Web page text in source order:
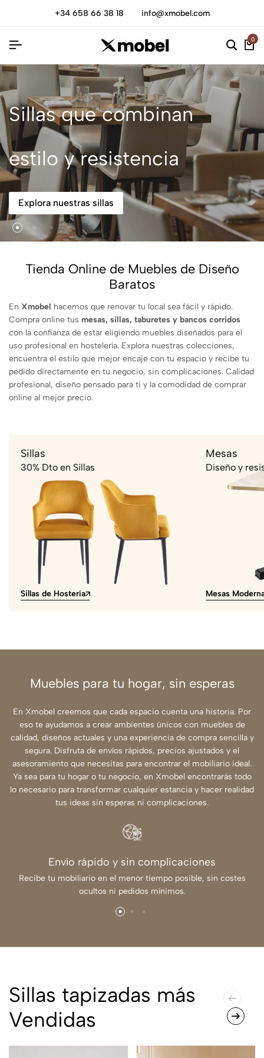
+34 658 66 38 18 info@xmobel.com
0
Sillas que combinan
estilo y resistencia
Explora nuestras sillas
Tienda Online de Muebles de Diseño
Baratos
En Xmobel hacemos que renovar tu local sea fácil y rápido.
Compra online tus mesas, sillas, taburetes y bancos corridos
con la confianza de estar eligiendo muebles diseñados para el
uso profesional en hostelería. Explora nuestras colecciones,
encuentra el estilo que mejor encaje con tu espacio y recibe tu
pedido directamente en tu negocio, sin complicaciones. Calidad
profesional, diseño pensado para ti y la comodidad de comprar
online al mejor precio.
Sillas
30% Dto en Sillas
Sillas de Hostería
Mesas
Diseño y
Mesas
Muebles para tu hogar, sin esperas
En Xmobel creemos que cada espacio cuenta una historia. Por
eso te ayudamos a crear ambientes únicos con muebles de
calidad, diseños actuales y una experiencia de compra sencilla y
segura. Disfruta de envíos rápidos, precios ajustados y el
asesoramiento que necesitas para encontrar el mobiliario ideal.
Ya sea para tu hogar o tu negocio, en Xmobel encontrarás todo
lo necesario para transformar cualquier estancia y hacer realidad
tus ideas sin esperas ni complicaciones.
Envío rápido y sin complicaciones
Recibe tu mobiliario en el menor tiempo posible, sin costes
ocultos ni pedidos mínimos.
Sillas tapizadas más
Vendidas